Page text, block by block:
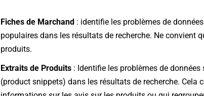
Fiches de Marchand : identifie les problèmes de
populaires dans les résultats de recherche. Ne convient
produits.
Extraits de Produits : Identifie les problèmes de
(product snippets) dans les résultats de recherche. Cela